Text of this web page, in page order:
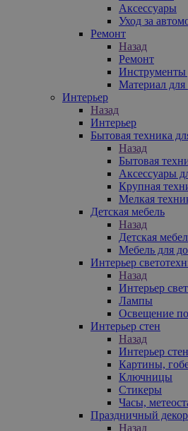
Аксессуары
Уход за
Ремонт
Назад
Ремонт
Инструменты
Материал для
Интерьер
Назад
Интерьер
Бытовая техника
Назад
Бытовая
Аксессуары
Крупная
Мелкая
Детская мебель
Назад
Детская
Мебель для
Интерьер
Назад
Интерьер
Лампы
Освещение
Интерьер стен
Назад
Интерьер стен
Картины,
Ключницы
Стикеры
Часы,
Праздничный декор
Назад